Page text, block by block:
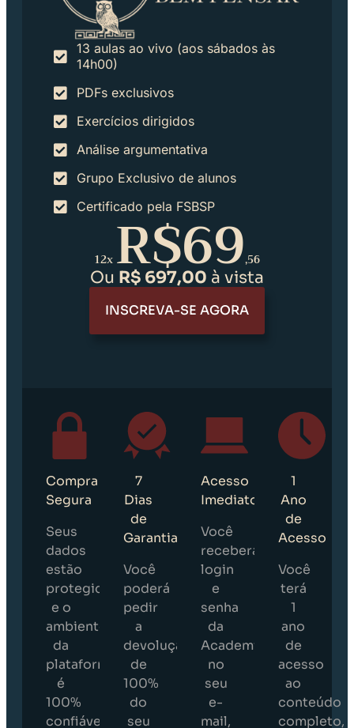
13 aulas ao vivo (aos sábados às
14h00)
PDFs exclusivos
Exercícios dirigidos
Análise argumentativa
Grupo Exclusivo de alunos
Certificado pela FSBSP
12x R$69,56
Ou R$ 697,00 à vista
INSCREVA-SE AGORA
Compra
Segura
Seus
dados
estão
protegidos
e o
ambiente
da
plataforma
é
100%
confiável.
7
Dias
de
Garantia
Você
poderá
pedir
a
devolução
de
100%
do
seu
Acesso
Imediato
Você
receberá
login
e
senha
da
Academia
no
seu
e-
mail,
1
Ano
de
Acesso
Você
terá
1
ano
de
acesso
ao
conteúdo
completo,